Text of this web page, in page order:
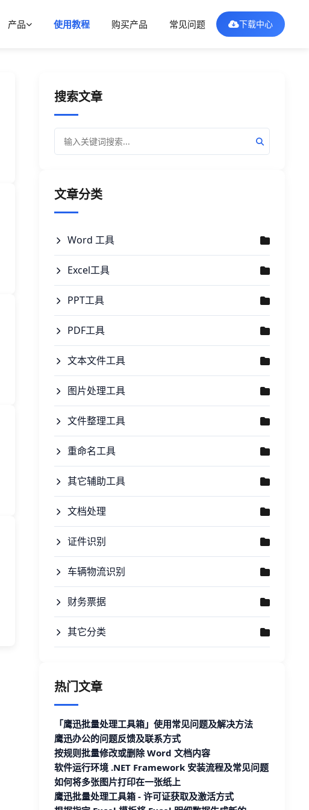
产品 使用教程 购买产品 常见问题 下载中心
搜索文章
文章分类
Word 工具
Excel工具
PPT工具
PDF工具
文本文件工具
图片处理工具
文件整理工具
重命名工具
其它辅助工具
文档处理
证件识别
车辆物流识别
财务票据
其它分类
热门文章
「鹰迅批量处理工具箱」使用常见问题及解决方法
鹰迅办公的问题反馈及联系方式
按规则批量修改或删除 Word 文档内容
软件运行环境 .NET Framework 安装流程及常见问题
如何将多张图片打印在一张纸上
鹰迅批量处理工具箱 - 许可证获取及激活方式